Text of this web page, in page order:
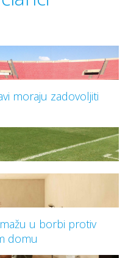
moraju zadovoljiti
u borbi protiv
domu